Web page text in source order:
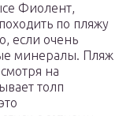
Фиолент,
по пляжу
если очень
минералы. Пляж
на
толп